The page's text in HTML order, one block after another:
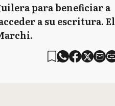
para beneficiar a
a su escritura. El